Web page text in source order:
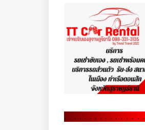
. . . . . . . . . . . . . . . .